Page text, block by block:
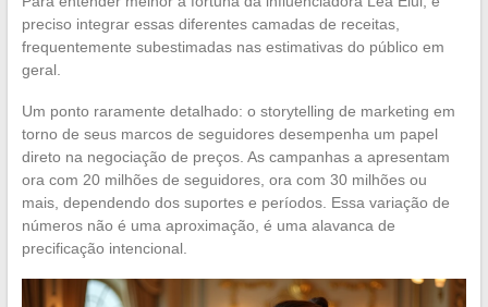
preciso integrar essas diferentes camadas de receitas,
frequentemente subestimadas nas estimativas do público em
geral.
Um ponto raramente detalhado: o storytelling de marketing em
torno de seus marcos de seguidores desempenha um papel
direto na negociação de preços. As campanhas a apresentam
ora com 20 milhões de seguidores, ora com 30 milhões ou
mais, dependendo dos suportes e períodos. Essa variação de
números não é uma aproximação, é uma alavanca de
precificação intencional.